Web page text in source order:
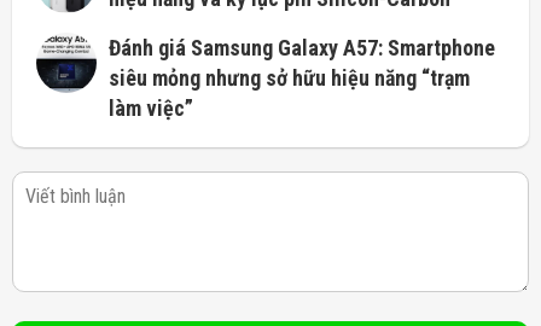
Đánh giá Samsung Galaxy A57: Smartphone
siêu mỏng nhưng sở hữu hiệu năng “trạm
làm việc”